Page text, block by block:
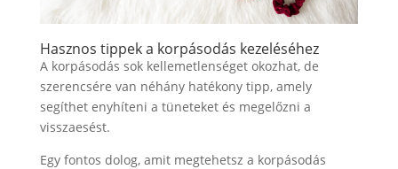
Hasznos tippek a korpásodás kezeléséhez
A korpásodás sok kellemetlenséget okozhat, de
szerencsére van néhány hatékony tipp, amely
segíthet enyhíteni a tüneteket és megelőzni a
visszaesést.
Egy fontos dolog, amit megtehetsz a korpásodás